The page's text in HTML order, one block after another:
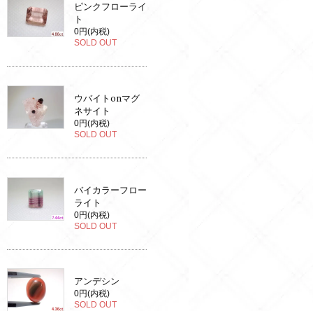
ピンクフローライ
ト
0円(内税)
SOLD OUT
ウバイトonマグ
ネサイト
0円(内税)
SOLD OUT
バイカラーフロー
ライト
0円(内税)
SOLD OUT
アンデシン
0円(内税)
SOLD OUT